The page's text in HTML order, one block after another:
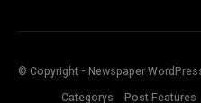
© Copyright - Newspaper
Categorys
Post Features